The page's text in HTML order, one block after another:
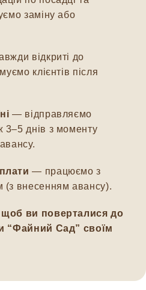
заміну або
відкриті до
клієнтів після
— відправляємо
днів з моменту
— працюємо з
(з внесенням авансу).
ви поверталися до
“Файний Сад” своїм